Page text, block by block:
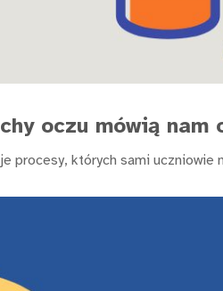
oczu mówią
których sami